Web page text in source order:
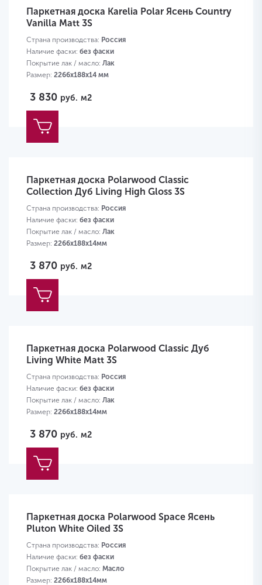
Паркетная доска Karelia Polar Ясень Country
Vanilla Matt 3S
Страна производства: Россия
Наличие фаски: без фаски
Покрытие лак / масло: Лак
Размер: 2266х188х14 мм
3 830 руб. м2
Паркетная доска Polarwood Classic
Collection Дуб Living High Gloss 3S
Страна производства: Россия
Наличие фаски: без фаски
Покрытие лак / масло: Лак
Размер: 2266х188х14мм
3 870 руб. м2
Паркетная доска Polarwood Classic Дуб
Living White Matt 3S
Страна производства: Россия
Наличие фаски: без фаски
Покрытие лак / масло: Лак
Размер: 2266х188х14мм
3 870 руб. м2
Паркетная доска Polarwood Space Ясень
Pluton White Oiled 3S
Страна производства: Россия
Наличие фаски: без фаски
Покрытие лак / масло: Масло
Размер: 2266х188х14мм